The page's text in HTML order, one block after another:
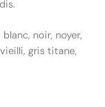
noir, noyer,
gris titane,